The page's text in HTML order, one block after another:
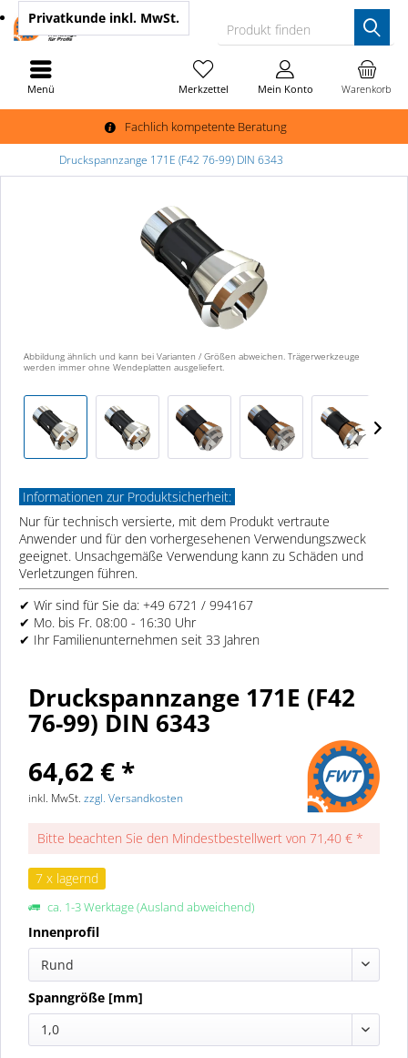
Fachlich kompetente Beratung
Produkt finden
Warenkorb
Merkzettel Mein Konto
Privatkunde inkl. MwSt.
Menü
Druckspannzange 171E (F42 76-99) DIN 6343
Abbildung ähnlich und kann bei Varianten / Größen abweichen. Trägerwerkzeuge
werden immer ohne Wendeplatten ausgeliefert.
Informationen zur Produktsicherheit:
Nur für technisch versierte, mit dem Produkt vertraute
Anwender und für den vorhergesehenen Verwendungszweck
geeignet. Unsachgemäße Verwendung kann zu Schäden und
Verletzungen führen.
✔ Wir sind für Sie da: +49 6721 / 994167
✔ Mo. bis Fr. 08:00 - 16:30 Uhr
✔ Ihr Familienunternehmen seit 33 Jahren
Druckspannzange 171E (F42
76-99) DIN 6343
64,62 € *
inkl. MwSt. zzgl. Versandkosten
Bitte beachten Sie den Mindestbestellwert von 71,40 € *
7 x lagernd
ca. 1-3 Werktage (Ausland abweichend)
Innenprofil
Rund
Spanngröße [mm]
1,0